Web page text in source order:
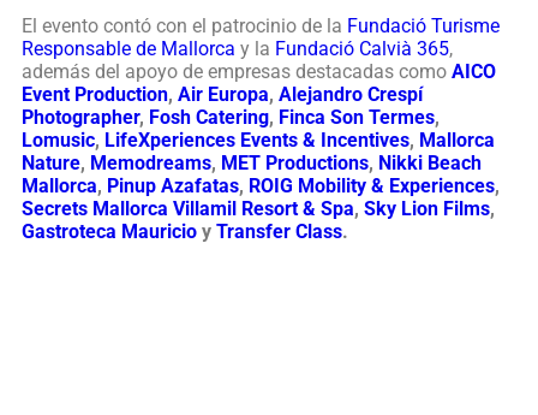
El evento contó con el patrocinio de la Fundació Turisme
Responsable de Mallorca y la Fundació Calvià 365,
además del apoyo de empresas destacadas como AICO
Event Production, Air Europa, Alejandro Crespí
Photographer, Fosh Catering, Finca Son Termes,
Lomusic, LifeXperiences Events & Incentives, Mallorca
Nature, Memodreams, MET Productions, Nikki Beach
Mallorca, Pinup Azafatas, ROIG Mobility & Experiences,
Secrets Mallorca Villamil Resort & Spa, Sky Lion Films,
Gastroteca Mauricio y Transfer Class.